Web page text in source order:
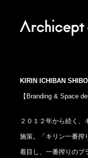
KIRIN ICHIBAN
【Branding & Space
２０１２年から続く、
施策。「キリン一番搾
着目し、一番搾りのブ